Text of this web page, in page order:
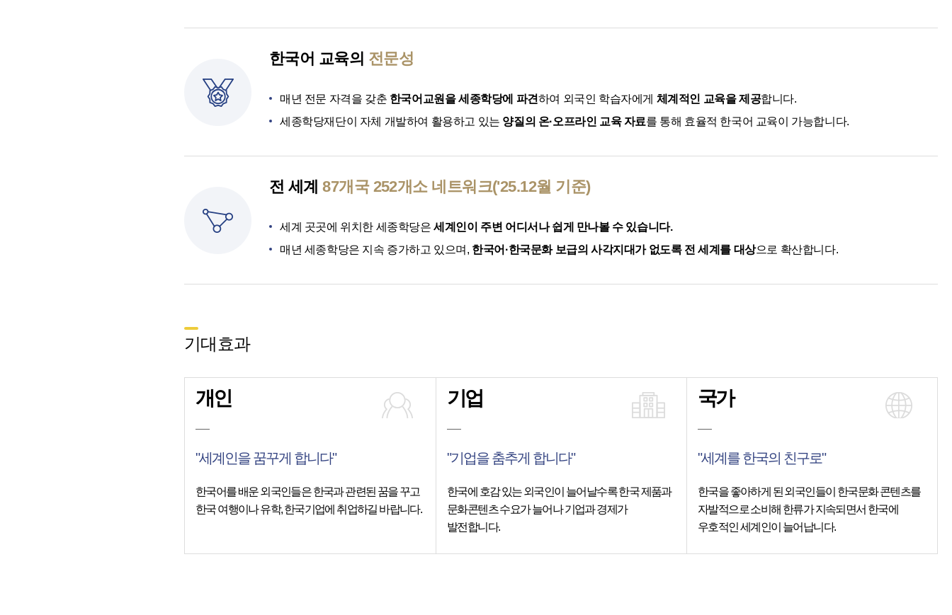
한국어 교육의 전문성
매년 전문 자격을 갖춘 한국어교원을 세종학당에 파견하여 외국인 학습자에게 체계적인 교육을 제공합니다.
세종학당재단이 자체 개발하여 활용하고 있는 양질의 온·오프라인 교육 자료를 통해 효율적 한국어 교육이 가능합니다.
전 세계87개국 252개소 네트워크('25.12월 기준)
세계 곳곳에 위치한 세종학당은세계인이 주변 어디서나 쉽게 만나볼 수 있습니다.
매년 세종학당은 지속 증가하고 있으며, 한국어·한국문화 보급의 사각지대가 없도록 전 세계를 대상으로 확산합니다.
기대효과
개인
"세계인을 꿈꾸게 합니다"
한국어를 배운 외국인들은 한국과 관련된 꿈을 꾸고
한국 여행이나 유학, 한국기업에 취업하길 바랍니다.
기업
"기업을 춤추게 합니다"
한국에 호감 있는 외국인이 늘어날수록 한국 제품과
문화콘텐츠 수요가 늘어나 기업과 경제가
발전합니다.
국가
"세계를 한국의 친구로"
한국을 좋아하게 된 외국인들이 한국문화 콘텐츠를
자발적으로 소비해 한류가 지속되면서 한국에
우호적인 세계인이 늘어납니다.